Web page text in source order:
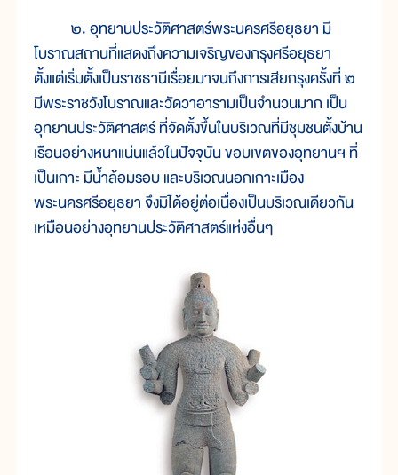
๒. อุทยานประวัติศาสตร์พระนครศรีอยุธยา มี
โบราณสถานที่แสดงถึงความเจริญของกรุงศรีอยุธยา
ตั้งแต่เริ่มตั้งเป็นราชธานีเรื่อยมาจนถึงการเสียกรุงครั้งที่ ๒
มีพระราชวังโบราณและวัดวาอารามเป็นจำนวนมาก เป็น
อุทยานประวัติศาสตร์ ที่จัดตั้งขึ้นในบริเวณที่มีชุมชนตั้งบ้าน
เรือนอย่างหนาแน่นแล้วในปัจจุบัน ขอบเขตของอุทยานฯ ที่
เป็นเกาะ มีน้ำล้อมรอบ และบริเวณนอกเกาะเมือง
พระนครศรีอยุธยา จึงมิได้อยู่ต่อเนื่องเป็นบริเวณเดียวกัน
เหมือนอย่างอุทยานประวัติศาสตร์แห่งอื่นๆ